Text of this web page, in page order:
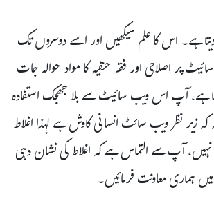
ہے۔ اس کا علم سیکھیں اور اسے دوسروں تک
پر اصلاحی اور فقہ حنفیہ کا مواد حوالہ جات
ہے، آپ اس ویب سائیٹ سے بلا جھجک استفادہ
زیر نظر ویب سائٹ انسانی کاوش ہے لہذا اغلاط
آپ سے التماس ہے کہ اغلاط کی نشان دہی
میں ہماری معاونت فرمائیں۔